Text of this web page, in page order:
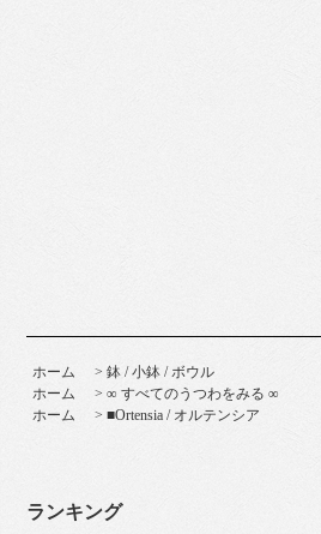
ホーム > 鉢 / 小鉢 / ボウル
ホーム
> ∞ すべてのうつわをみる ∞
ホーム
> ■Ortensia / オルテンシア
ランキング